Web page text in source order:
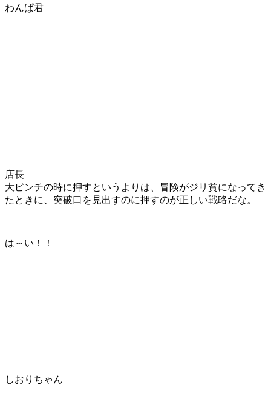
わんぱ君
店長
大ピンチの時に押すというよりは、
冒険がジリ貧になってき
たときに、突破口を見出すのに押すのが正しい戦略だな。
は～い！！
しおりちゃん